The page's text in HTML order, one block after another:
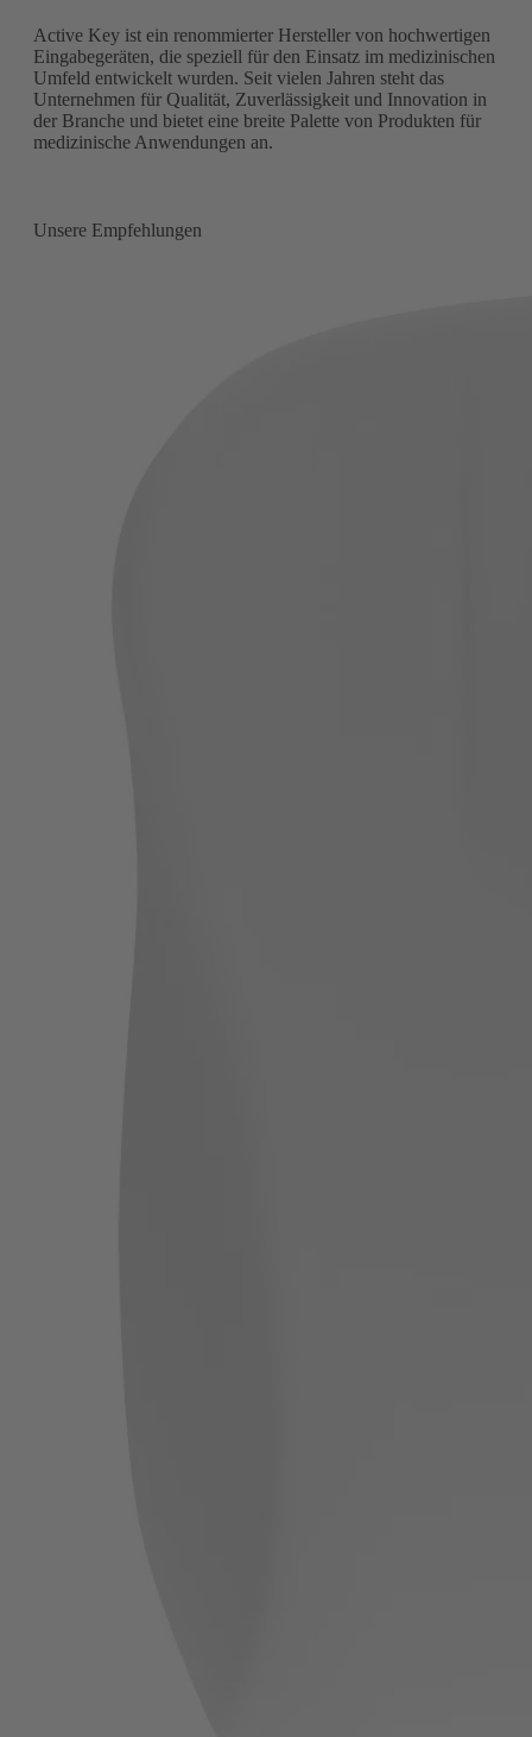
Active Key ist ein renommierter Hersteller von hochwertigen
Eingabegeräten, die speziell für den Einsatz im medizinischen
Umfeld entwickelt wurden. Seit vielen Jahren steht das
Unternehmen für Qualität, Zuverlässigkeit und Innovation in
der Branche und bietet eine breite Palette von Produkten für
medizinische Anwendungen an.
Unsere Empfehlungen